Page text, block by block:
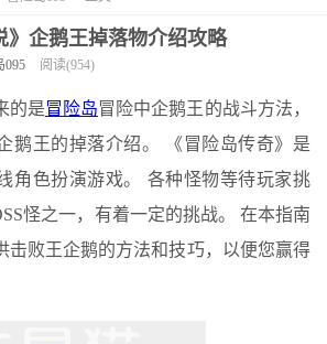
》企鹅王掉落物介绍攻略
095 阅读(954)
的是冒险岛冒险中企鹅王的战斗方法，
鹅王的掉落介绍。 《冒险岛传奇》是
角色扮演游戏。 各种怪物等待玩家挑
怪之一，有着一定的挑战。 在本指南
击败王企鹅的方法和技巧，以便您赢得